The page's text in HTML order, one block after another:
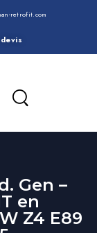
retrofit.com
Gen –
en
Z4 E89